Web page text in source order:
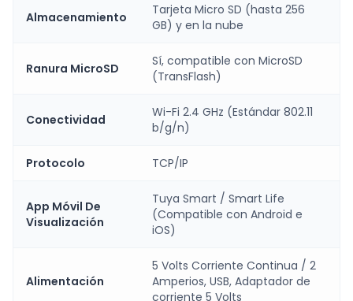
Almacenamiento
Tarjeta Micro SD (hasta 256
GB) y en la nube
Ranura MicroSD
Sí, compatible con MicroSD
(TransFlash)
Conectividad
Wi-Fi 2.4 GHz (Estándar 802.11
b/g/n)
Protocolo TCP/IP
App Móvil De
Visualización
Tuya Smart / Smart Life
(Compatible con Android e
iOS)
Alimentación
5 Volts Corriente Continua / 2
Amperios, USB, Adaptador de
corriente 5 Volts